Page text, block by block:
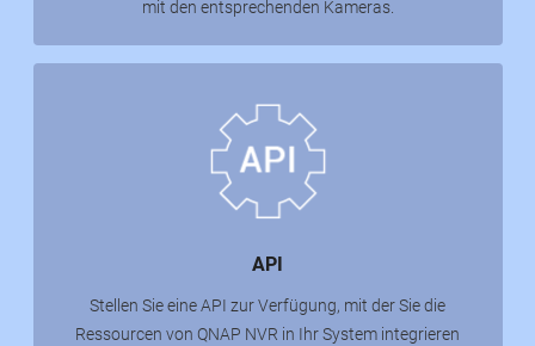
mit den entsprechenden Kameras.
API
Stellen Sie eine API zur Verfügung, mit der Sie die
Ressourcen von QNAP NVR in Ihr System integrieren